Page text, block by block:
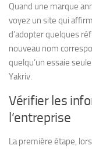
Quand une marque
voyez un site qui
d’adopter quelques
nouveau nom
quelqu’un essaie
Yakriv.
Vérifier les
l’entreprise
La première étape,